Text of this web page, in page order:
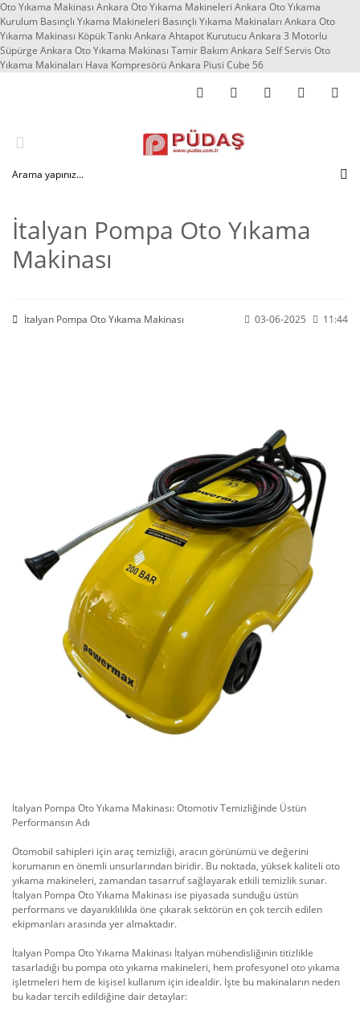
Oto Yıkama Makinası Ankara Oto Yıkama Makineleri Ankara Oto Yıkama
Kurulum Basınçlı Yıkama Makineleri Basınçlı Yıkama Makinaları Ankara Oto
Yıkama Makinası Köpük Tankı Ankara Ahtapot Kurutucu Ankara 3 Motorlu
Süpürge Ankara Oto Yıkama Makinası Tamir Bakım Ankara Self Servis Oto
Yıkama Makinaları Hava Kompresörü Ankara Piusi Cube 56
İtalyan Pompa Oto Yıkama
Makinası
İtalyan Pompa Oto Yıkama Makinası 03-06-2025 11:44
İtalyan Pompa Oto Yıkama Makinası: Otomotiv Temizliğinde Üstün
Performansın Adı
Otomobil sahipleri için araç temizliği, aracın görünümü ve değerini
korumanın en önemli unsurlarından biridir. Bu noktada, yüksek kaliteli oto
yıkama makineleri, zamandan tasarruf sağlayarak etkili temizlik sunar.
İtalyan Pompa Oto Yıkama Makinası ise piyasada sunduğu üstün
performans ve dayanıklılıkla öne çıkarak sektörün en çok tercih edilen
ekipmanları arasında yer almaktadır.
İtalyan Pompa Oto Yıkama Makinası İtalyan mühendisliğinin titizlikle
tasarladığı bu pompa oto yıkama makineleri, hem profesyonel oto yıkama
işletmeleri hem de kişisel kullanım için idealdir. İşte bu makinaların neden
bu kadar tercih edildiğine dair detaylar: